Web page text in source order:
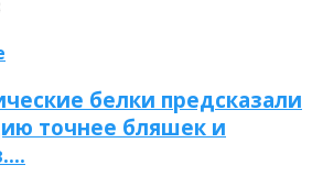
белки предсказали
точнее бляшек и